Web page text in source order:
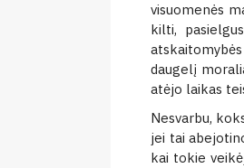
visuomenės
kilti,
daugelį
atėjo laikas
Nesvarbu,
jei tai
kai tokie